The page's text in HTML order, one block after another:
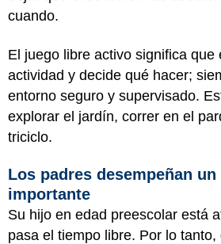
cuando.
El juego libre activo significa que
actividad y decide qué hacer;
entorno seguro y supervisado.
explorar el jardín, correr en el
triciclo.
Los padres desempeñan un
importante
Su hijo en edad preescolar está
pasa el tiempo libre. Por lo